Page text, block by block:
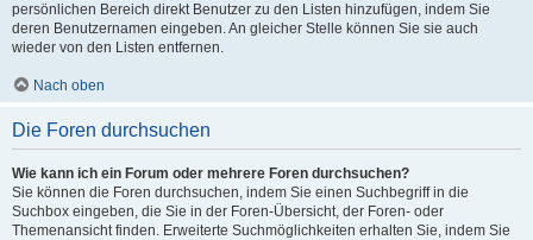
persönlichen Bereich direkt Benutzer zu den Listen hinzufügen, indem Sie
deren Benutzernamen eingeben. An gleicher Stelle können Sie sie auch
wieder von den Listen entfernen.
Nach oben
Die Foren durchsuchen
Wie kann ich ein Forum oder mehrere Foren durchsuchen?
Sie können die Foren durchsuchen, indem Sie einen Suchbegriff in die
Suchbox eingeben, die Sie in der Foren-Übersicht, der Foren- oder
Themenansicht finden. Erweiterte Suchmöglichkeiten erhalten Sie, indem Sie